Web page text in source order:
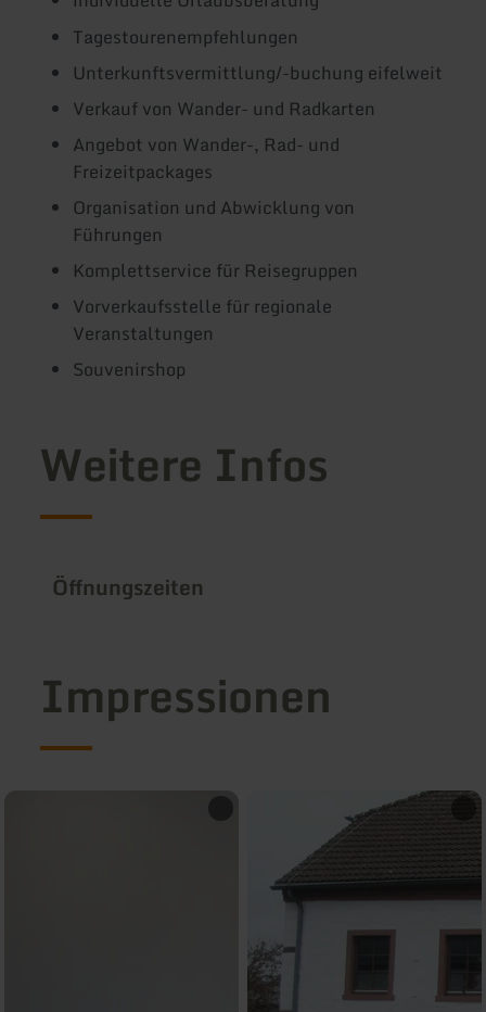
Tagestourenempfehlungen
Unterkunftsvermittlung/-buchung eifelweit
Verkauf von Wander- und Radkarten
Angebot von Wander-, Rad- und
Freizeitpackages
Organisation und Abwicklung von
Führungen
Komplettservice für Reisegruppen
Vorverkaufsstelle für regionale
Veranstaltungen
Souvenirshop
Weitere Infos
Öffnungszeiten
Impressionen